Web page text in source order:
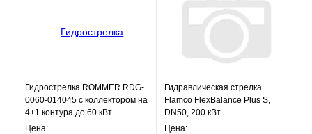
Гидрострелка ROMMER RDG-
0060-014045 с коллектором на
4+1 контура до 60 кВт
Цена:
Гидравлическая стрелка
Flamco FlexBalance Plus S,
DN50, 200 кВт.
Цена: